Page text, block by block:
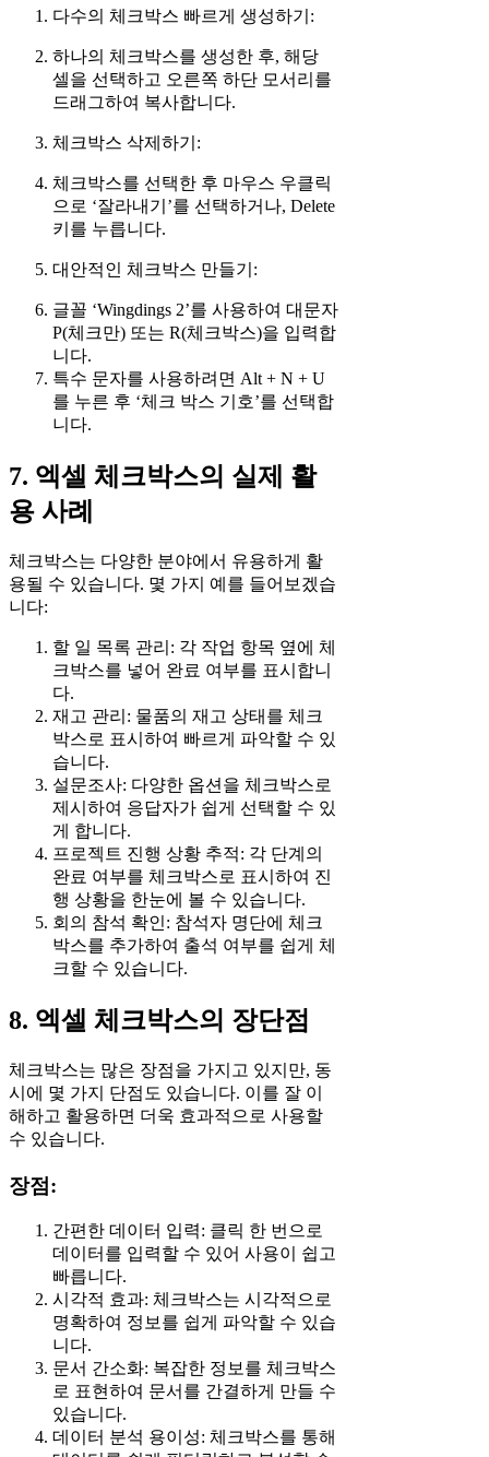
다수의 체크박스 빠르게 생성하기:
하나의 체크박스를 생성한 후, 해당
셀을 선택하고 오른쪽 하단 모서리를
드래그하여 복사합니다.
체크박스 삭제하기:
체크박스를 선택한 후 마우스 우클릭
으로 ‘잘라내기’를 선택하거나, Delete
키를 누릅니다.
대안적인 체크박스 만들기:
글꼴 ‘Wingdings 2’를 사용하여 대문자
P(체크만) 또는 R(체크박스)을 입력합
니다.
특수 문자를 사용하려면 Alt + N + U
를 누른 후 ‘체크 박스 기호’를 선택합
니다.
7. 엑셀 체크박스의 실제 활
용 사례
체크박스는 다양한 분야에서 유용하게 활
용될 수 있습니다. 몇 가지 예를 들어보겠습
니다:
할 일 목록 관리: 각 작업 항목 옆에 체
크박스를 넣어 완료 여부를 표시합니
다.
재고 관리: 물품의 재고 상태를 체크
박스로 표시하여 빠르게 파악할 수 있
습니다.
설문조사: 다양한 옵션을 체크박스로
제시하여 응답자가 쉽게 선택할 수 있
게 합니다.
프로젝트 진행 상황 추적: 각 단계의
완료 여부를 체크박스로 표시하여 진
행 상황을 한눈에 볼 수 있습니다.
회의 참석 확인: 참석자 명단에 체크
박스를 추가하여 출석 여부를 쉽게 체
크할 수 있습니다.
8. 엑셀 체크박스의 장단점
체크박스는 많은 장점을 가지고 있지만, 동
시에 몇 가지 단점도 있습니다. 이를 잘 이
해하고 활용하면 더욱 효과적으로 사용할
수 있습니다.
장점:
간편한 데이터 입력: 클릭 한 번으로
데이터를 입력할 수 있어 사용이 쉽고
빠릅니다.
시각적 효과: 체크박스는 시각적으로
명확하여 정보를 쉽게 파악할 수 있습
니다.
문서 간소화: 복잡한 정보를 체크박스
로 표현하여 문서를 간결하게 만들 수
있습니다.
데이터 분석 용이성: 체크박스를 통해